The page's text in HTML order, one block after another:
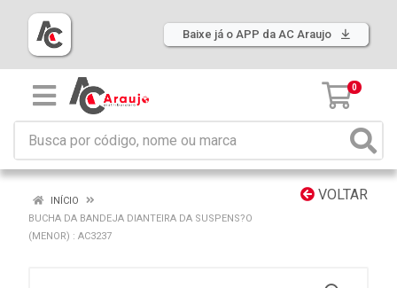
Baixe já o APP da AC Araujo
0
VOLTAR
INÍCIO
BUCHA DA BANDEJA DIANTEIRA DA SUSPENS?O
(MENOR) : AC3237